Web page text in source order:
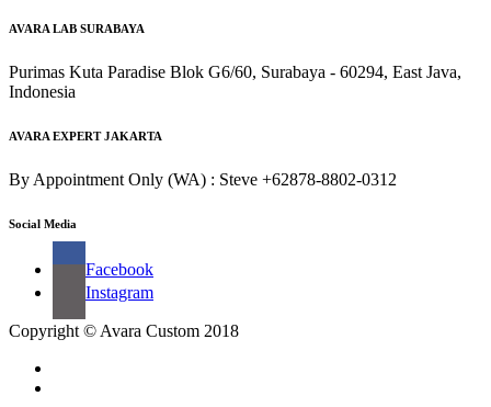
AVARA LAB SURABAYA
Purimas Kuta Paradise Blok G6/60, Surabaya - 60294, East Java,
Indonesia
AVARA EXPERT JAKARTA
By Appointment Only (WA) : Steve +62878-8802-0312
Social Media
Facebook
Instagram
Copyright © Avara Custom 2018